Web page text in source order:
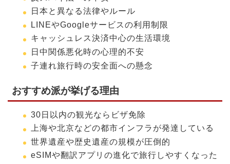
日本と異なる法律やルール
LINEやGoogleサービスの利用制限
キャッシュレス決済中心の生活環境
日中関係悪化時の心理的不安
子連れ旅行時の安全面への懸念
おすすめ派が挙げる理由
30日以内の観光ならビザ免除
上海や北京などの都市インフラが発達している
世界遺産や歴史遺産の規模が圧倒的
eSIMや翻訳アプリの進化で旅行しやすくなった